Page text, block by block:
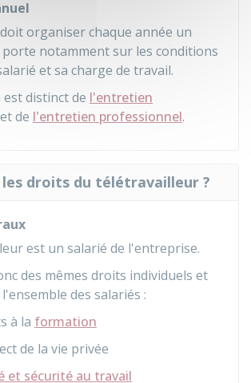
organiser chaque année un
notamment sur les conditions
et sa charge de travail.
distinct de l'entretien
et de l'entretien professionnel.
les droits du télétravailleur ?
est un salarié de l'entreprise.
des mêmes droits individuels et
des salariés :
à la formation
de la vie privée
et sécurité au travail